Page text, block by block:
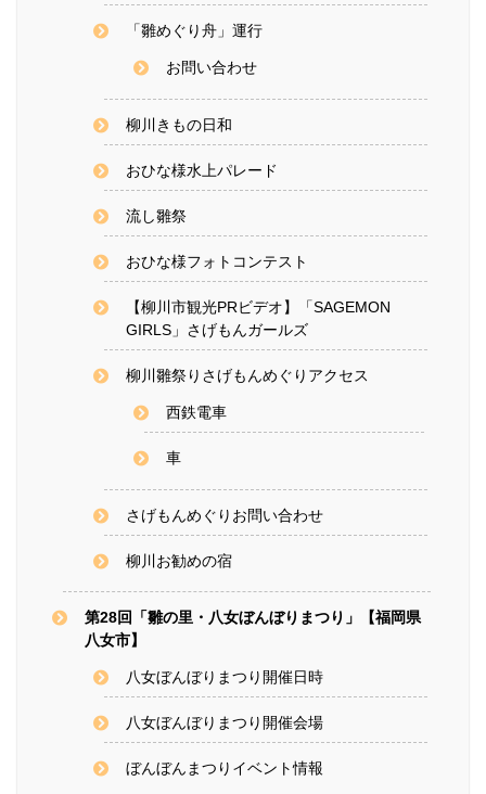
「雛めぐり舟」運行
お問い合わせ
柳川きもの日和
おひな様水上パレード
流し雛祭
おひな様フォトコンテスト
【柳川市観光PRビデオ】「SAGEMON
GIRLS」さげもんガールズ
柳川雛祭りさげもんめぐりアクセス
西鉄電車
車
さげもんめぐりお問い合わせ
柳川お勧めの宿
第28回「雛の里・八女ぼんぼりまつり」【福岡県
八女市】
八女ぼんぼりまつり開催日時
八女ぼんぼりまつり開催会場
ぼんぼんまつりイベント情報